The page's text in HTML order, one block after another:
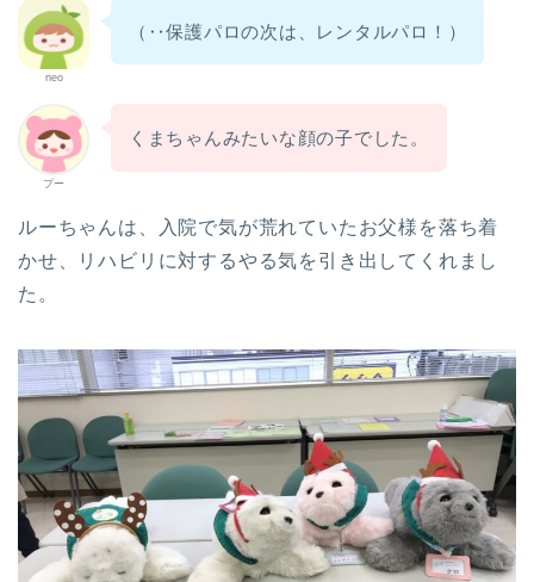
neo
（‥保護パロの次は、レンタルパロ！）
プー
くまちゃんみたいな顔の子でした。
ルーちゃんは、入院で気が荒れていたお父様を落ち着
かせ、リハビリに対するやる気を引き出してくれまし
た。